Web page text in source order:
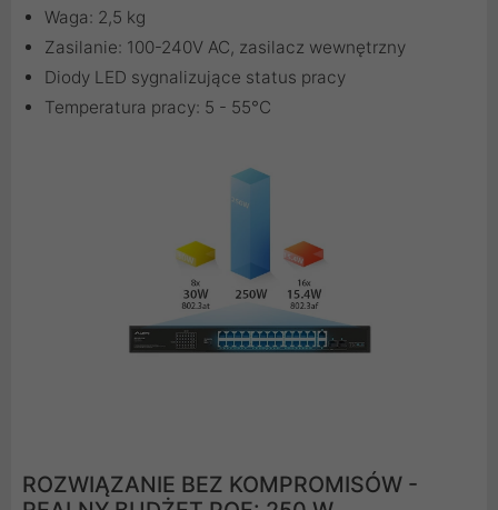
Waga: 2,5 kg
Zasilanie: 100-240V AC, zasilacz wewnętrzny
Diody LED sygnalizujące status pracy
Temperatura pracy: 5 - 55°C
ROZWIĄZANIE BEZ KOMPROMISÓW -